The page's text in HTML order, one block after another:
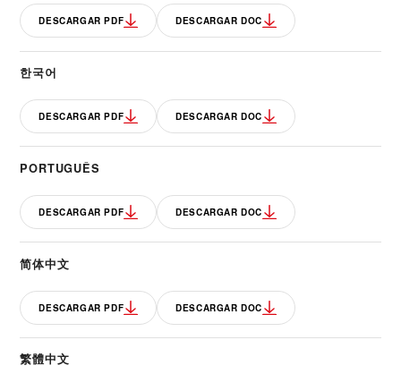
DESCARGAR PDF DESCARGAR DOC
한국어
DESCARGAR PDF DESCARGAR DOC
PORTUGUÊS
DESCARGAR PDF DESCARGAR DOC
简体中文
DESCARGAR PDF DESCARGAR DOC
繁體中文